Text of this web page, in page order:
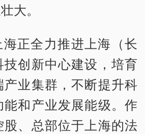
大。
正全力推进上海（长
创新中心建设，培育
业集群，不断提升科
和产业发展能级。作
股、总部位于上海的法